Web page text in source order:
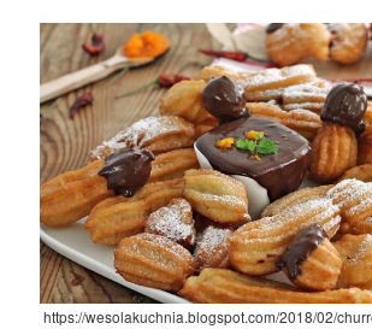
https://wesolakuchnia.blogspot.com/2018/02/